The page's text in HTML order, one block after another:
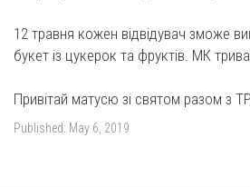
12 травня кожен відвідувач зможе
букет із цукерок та фруктів. МК
Привітай матусю зі святом разом з
Published: May 6, 2019